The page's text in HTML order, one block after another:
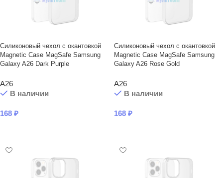
Силиконовый чехол с окантовкой
Magnetic Case MagSafe Samsung
Galaxy A26 Dark Purple
A26
В наличии
168 ₽
Силиконовый чехол с окантовкой
Magnetic Case MagSafe Samsung
Galaxy A26 Rose Gold
A26
В наличии
168 ₽